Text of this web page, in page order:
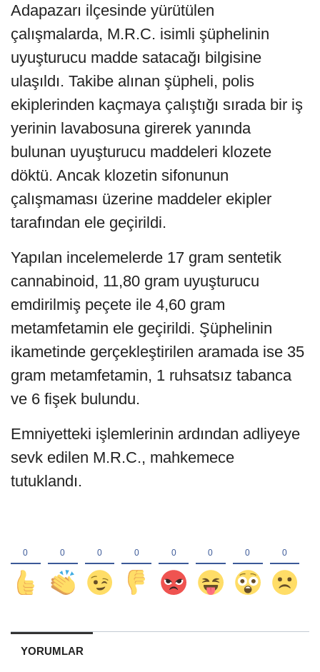
Adapazarı ilçesinde yürütülen
çalışmalarda, M.R.C. isimli şüphelinin
uyuşturucu madde satacağı bilgisine
ulaşıldı. Takibe alınan şüpheli, polis
ekiplerinden kaçmaya çalıştığı sırada bir iş
yerinin lavabosuna girerek yanında
bulunan uyuşturucu maddeleri klozete
döktü. Ancak klozetin sifonunun
çalışmaması üzerine maddeler ekipler
tarafından ele geçirildi.
Yapılan incelemelerde 17 gram sentetik
cannabinoid, 11,80 gram uyuşturucu
emdirilmiş peçete ile 4,60 gram
metamfetamin ele geçirildi. Şüphelinin
ikametinde gerçekleştirilen aramada ise 35
gram metamfetamin, 1 ruhsatsız tabanca
ve 6 fişek bulundu.
Emniyetteki işlemlerinin ardından adliyeye
sevk edilen M.R.C., mahkemece
tutuklandı.
YORUMLAR